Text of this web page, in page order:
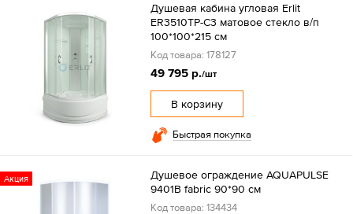
Душевая кабина угловая Erlit
ER3510TP-C3 матовое стекло в/п
100*100*215 см
Код товара: 178127
49 795 р./шт
В корзину
Быстрая покупка
Акция
Душевое ограждение AQUAPULSE
9401B fabric 90*90 см
Код товара: 134434